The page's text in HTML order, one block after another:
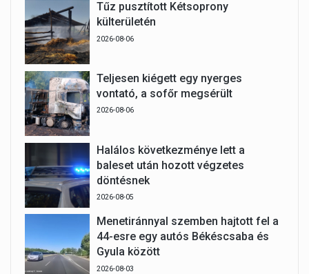
Tűz pusztított Kétsoprony
külterületén
2026-08-06
Teljesen kiégett egy nyerges
vontató, a sofőr megsérült
2026-08-06
Halálos következménye lett a
baleset után hozott végzetes
döntésnek
2026-08-05
Menetiránnyal szemben hajtott fel a
44-esre egy autós Békéscsaba és
Gyula között
2026-08-03